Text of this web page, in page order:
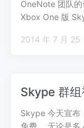
OneNote 团队
Xbox One 版
Skype 群
Skype 今天宣布
免费。 无论是多